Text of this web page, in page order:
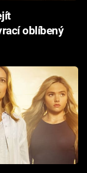
oblíbený